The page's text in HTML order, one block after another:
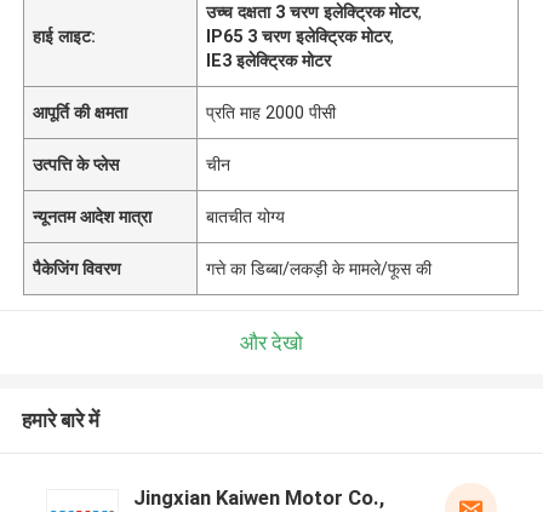
हाई लाइट:
उच्च दक्षता 3 चरण इलेक्ट्रिक मोटर,
IP65 3 चरण इलेक्ट्रिक मोटर,
IE3 इलेक्ट्रिक मोटर
आपूर्ति की क्षमता प्रति माह 2000 पीसी
उत्पत्ति के प्लेस चीन
न्यूनतम आदेश मात्रा बातचीत योग्य
पैकेजिंग विवरण गत्ते का डिब्बा/लकड़ी के मामले/फूस की
और देखो
हमारे बारे में
Jingxian Kaiwen Motor Co.,